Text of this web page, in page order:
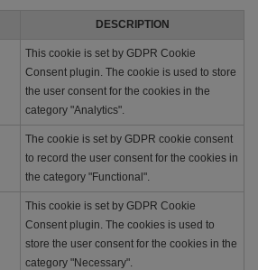
DESCRIPTION
This cookie is set by GDPR Cookie
Consent plugin. The cookie is used to store
the user consent for the cookies in the
category "Analytics".
The cookie is set by GDPR cookie consent
to record the user consent for the cookies in
the category "Functional".
This cookie is set by GDPR Cookie
Consent plugin. The cookies is used to
store the user consent for the cookies in the
category "Necessary".